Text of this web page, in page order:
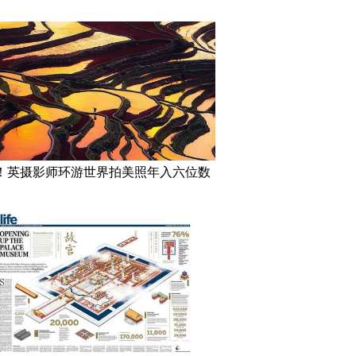
英摄影师环游世界拍美照年入六位数